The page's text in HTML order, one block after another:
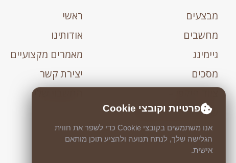
מבצעים
מחשבים
גיימינג
מסכים
שירותי מחשוב Dhpc
ראשי
אודותינו
מאמרים מקצועיים
יצירת קשר
החשבון שלי
פרטיות וקובצי Cookie
אנו משתמשים בקובצי Cookie כדי לשפר את חווית
הגלישה שלך, לנתח תנועה ולהציע תוכן מותאם
אישית.